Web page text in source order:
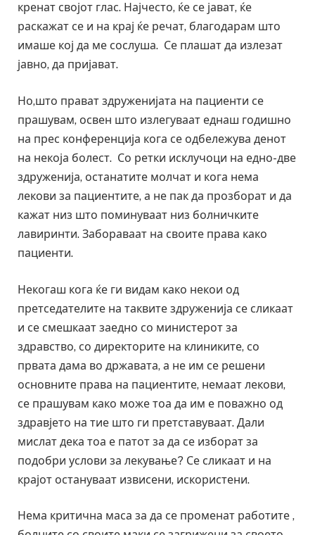
кренат својот глас. Најчесто, ќе се јават, ќе
раскажат се и на крај ќе речат, благодарам што
имаше кој да ме сослуша. Се плашат да излезат
јавно, да пријават.
Но,што прават здруженијата на пациенти се
прашувам, освен што излегуваат еднаш годишно
на прес конференција кога се одбележува денот
на некоја болест. Со ретки исклучоци на едно-две
здруженија, останатите молчат и кога нема
лекови за пациентите, а не пак да прозборат и да
кажат низ што поминуваат низ болничките
лавиринти. Забораваат на своите права како
пациенти.
Некогаш кога ќе ги видам како некои од
претседателите на таквите здруженија се сликаат
и се смешкаат заедно со министерот за
здравство, со директорите на клиниките, со
првата дама во државата, а не им се решени
основните права на пациентите, немаат лекови,
се прашувам како може тоа да им е поважно од
здравјето на тие што ги претставуваат. Дали
мислат дека тоа е патот за да се изборат за
подобри услови за лекување? Се сликаат и на
крајот остануваат извисени, искористени.
Нема критична маса за да се променат работите ,